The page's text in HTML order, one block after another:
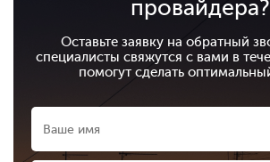
провайдера?
Оставьте заявку на обратный
специалисты свяжутся с вами в
помогут сделать